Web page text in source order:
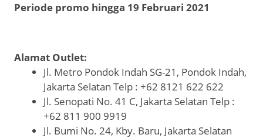
Periode promo hingga 19 Februari 2021
Alamat Outlet:
Jl. Metro Pondok Indah SG-21, Pondok Indah,
Jakarta Selatan Telp : +62 8121 622 622
Jl. Senopati No. 41 C, Jakarta Selatan Telp :
+62 811 900 9919
Jl. Bumi No. 24, Kby. Baru, Jakarta Selatan